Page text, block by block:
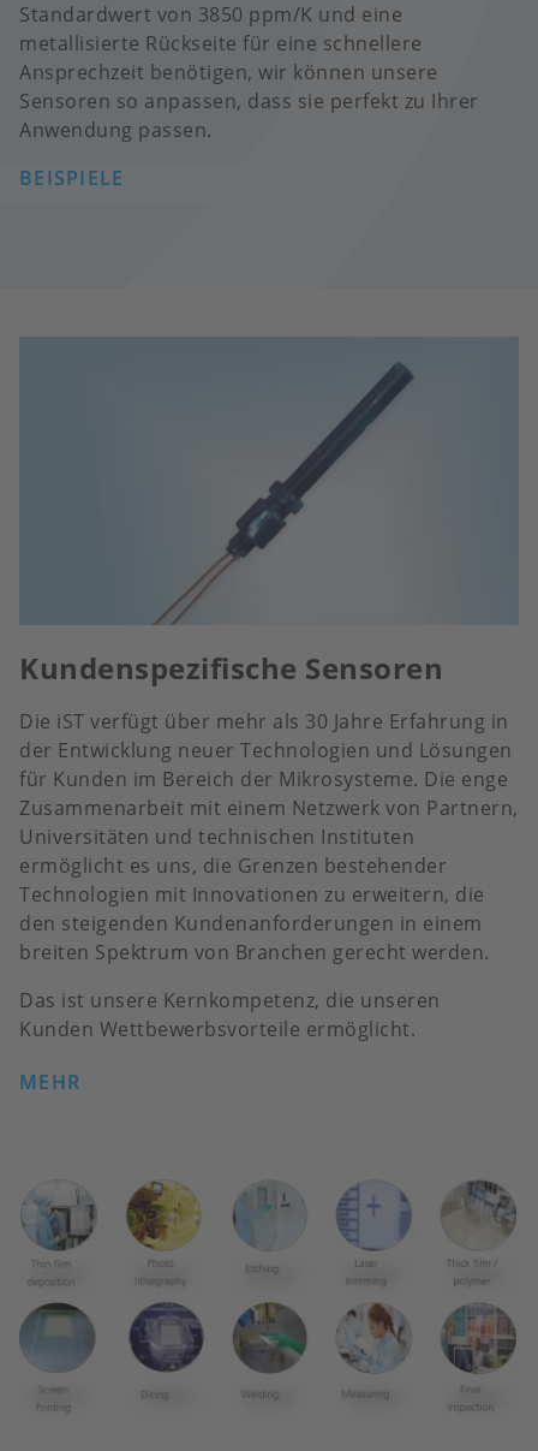
Standardwert von 3850 ppm/K und eine
metallisierte Rückseite für eine schnellere
Ansprechzeit benötigen, wir können unsere
Sensoren so anpassen, dass sie perfekt zu Ihrer
Anwendung passen.
BEISPIELE
Kundenspezifische Sensoren
Die iST verfügt über mehr als 30 Jahre Erfahrung in
der Entwicklung neuer Technologien und Lösungen
für Kunden im Bereich der Mikrosysteme. Die enge
Zusammenarbeit mit einem Netzwerk von Partnern,
Universitäten und technischen Instituten
ermöglicht es uns, die Grenzen bestehender
Technologien mit Innovationen zu erweitern, die
den steigenden Kundenanforderungen in einem
breiten Spektrum von Branchen gerecht werden.
Das ist unsere Kernkompetenz, die unseren
Kunden Wettbewerbsvorteile ermöglicht.
MEHR